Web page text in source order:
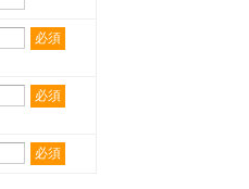
必須
必須
必須